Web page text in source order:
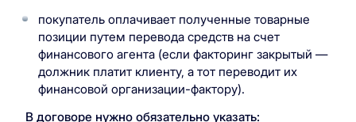
покупатель оплачивает полученные товарные
позиции путем перевода средств на счет
финансового агента (если факторинг закрытый —
должник платит клиенту, а тот переводит их
финансовой организации-фактору).
В договоре нужно обязательно указать: